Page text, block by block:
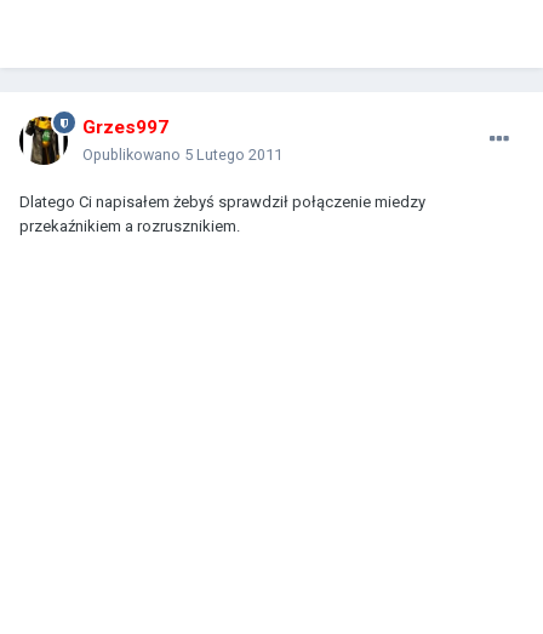
Grzes997
Opublikowano 5 Lutego 2011
Dlatego Ci napisałem żebyś sprawdził połączenie miedzy
przekaźnikiem a rozrusznikiem.